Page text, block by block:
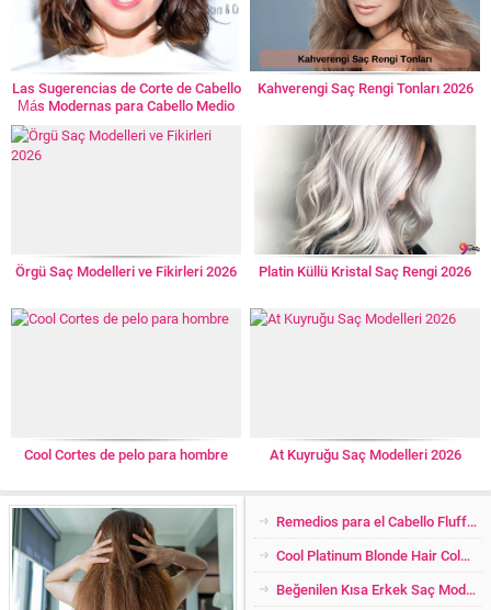
Las Sugerencias de Corte de Cabello
Más Modernas para Cabello Medio
Kahverengi Saç Rengi Tonları 2026
Örgü Saç Modelleri ve Fikirleri 2026 Platin Küllü Kristal Saç Rengi 2026
Cool Cortes de pelo para hombre At Kuyruğu Saç Modelleri 2026
Remedios para el Cabello Fluffy Después del Lavado
Cool Platinum Blonde Hair Color y Modelos 2024
Beğenilen Kısa Erkek Saç Modelleri 2024